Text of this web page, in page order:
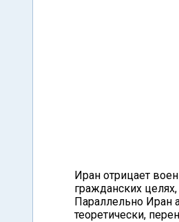
Иран отрицает
гражданских
Параллельно Иран
теоретически,